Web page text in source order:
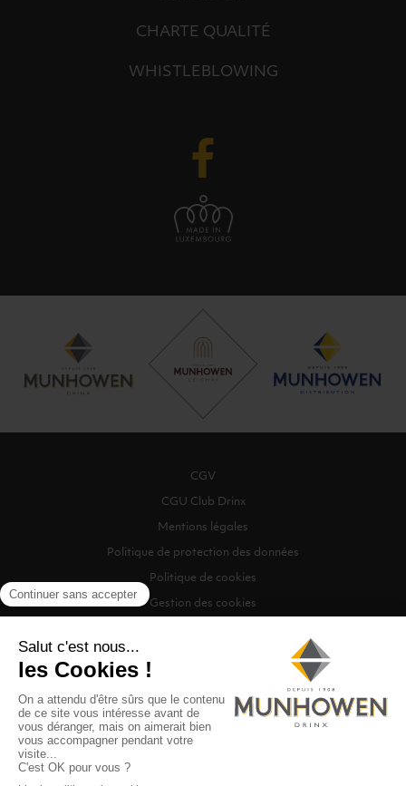
CHARTE QUALITÉ
WHISTLEBLOWING
CGV
CGU Club Drinx
Mentions légales
Politique de protection des données
Politique de cookies
Gestion des cookies
©2026 Munhowen Drinx / Tous droits réservés
Digitalised by